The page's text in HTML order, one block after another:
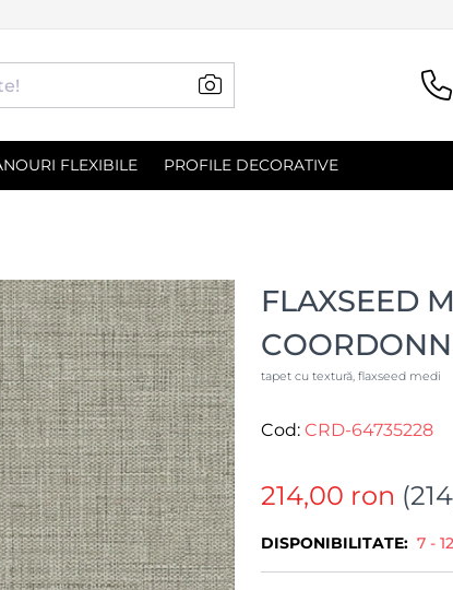
FLEXIBILE PROFILE DECORATIVE
FLAXSEED
tapet cu textură, flaxseed medi
Cod: CRD-64735228
214,00 ron (
DISPONIBILITATE: 7 -